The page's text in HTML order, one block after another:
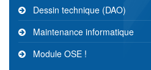
Dessin technique (DAO)
Maintenance informatique
Module OSE !